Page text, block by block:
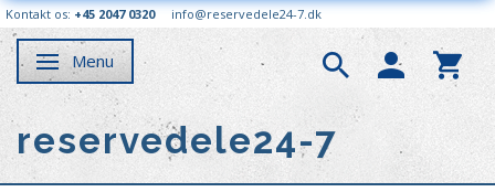
Kontakt os: +45 2047 0320 info@reservedele24-7.dk
Skifte navigation
Menu
reservedele24-7